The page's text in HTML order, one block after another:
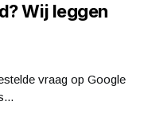
Wij leggen
vraag op Google